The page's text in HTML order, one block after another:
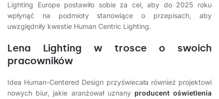
Lighting Europe postawiło sobie za cel, aby do 2025 roku
wpłynąć na podmioty stanowiące o przepisach, aby
uwzględniły kwestie Human Centric Lighting.
Lena Lighting w trosce o swoich
pracowników
Idea Human-Centered Design przyświecała również projektowi
nowych biur, jakie aranżował uznany producent oświetlenia